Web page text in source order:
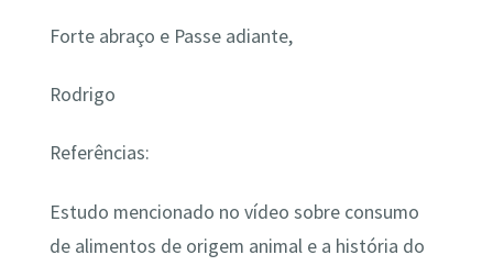
Forte abraço e Passe adiante,
Rodrigo
Referências:
Estudo mencionado no vídeo sobre consumo
de alimentos de origem animal e a história do